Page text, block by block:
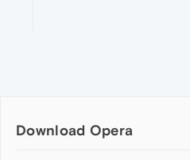
Download Opera